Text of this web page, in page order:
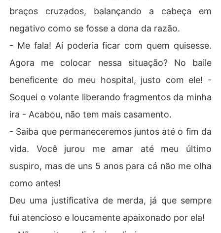
braços cruzados, balançando a cabeça em
negativo como se fosse a dona da razão.
- Me fala! Aí poderia ficar com quem quisesse.
Agora me colocar nessa situação? No baile
beneficente do meu hospital, justo com ele! -
Soquei o volante liberando fragmentos da minha
ira - Acabou, não tem mais casamento.
- Saiba que permaneceremos juntos até o fim da
vida. Você jurou me amar até meu último
suspiro, mas de uns 5 anos para cá não me olha
como antes!
Deu uma justificativa de merda, já que sempre
fui atencioso e loucamente apaixonado por ela!